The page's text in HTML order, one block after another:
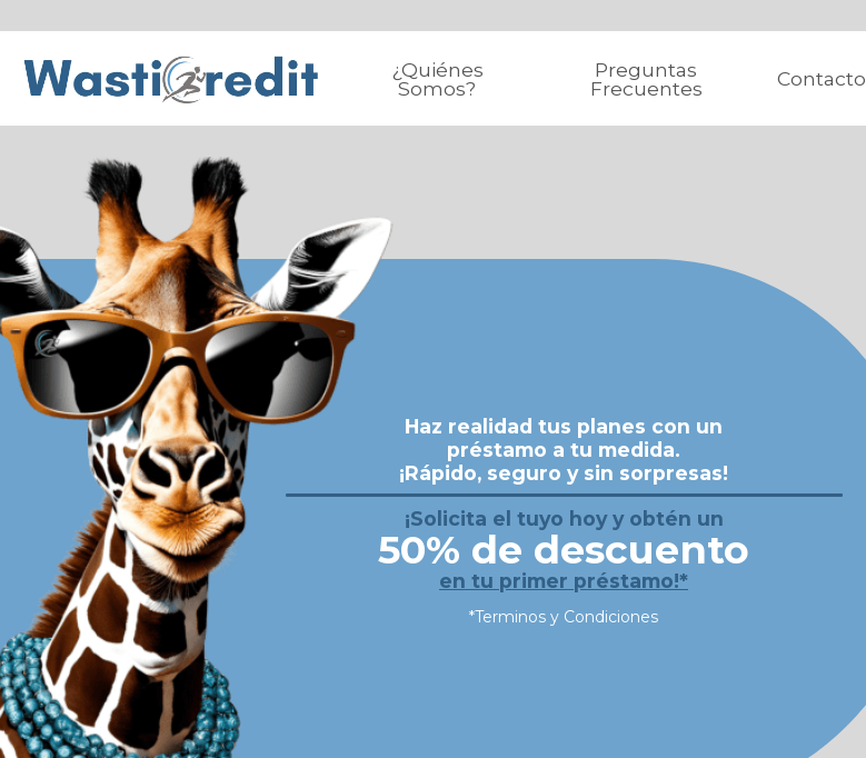
¿Quiénes
Somos?
Preguntas
Frecuentes
Contacto
Haz realidad tus planes con un
préstamo a tu medida.
¡Rápido, seguro y sin sorpresas!
¡Solicita el tuyo hoy y obtén un
50% de descuento
en tu primer préstamo!*
*Terminos y Condiciones